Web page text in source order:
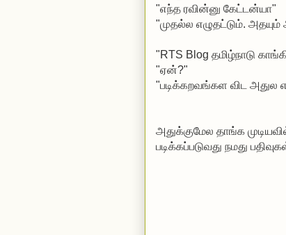
"எந்த ரவின்னு கேட்டன்யா"
"முதல்ல எழுதட்டும்.
"RTS Blog தமிழ்நாடு
"ஏன்?"
"படிக்கறவங்கள விட அதுல
அதுக்குமேல தாங்க
படிக்கப்படுவது நமது